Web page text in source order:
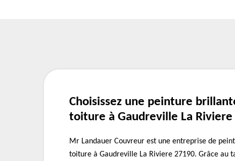
Choisissez une peinture
toiture à Gaudreville La Riviere
Mr Landauer Couvreur est une entreprise de
toiture à Gaudreville La Riviere 27190. Grâce au